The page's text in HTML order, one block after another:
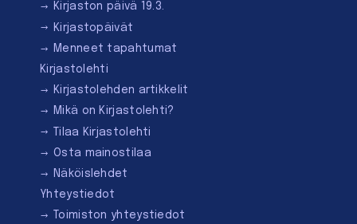
Kirjaston päivä 19.3.
Kirjastopäivät
Menneet tapahtumat
Kirjastolehti
Kirjastolehden artikkelit
Mikä on Kirjastolehti?
Tilaa Kirjastolehti
Osta mainostilaa
Näköislehdet
Yhteystiedot
Toimiston yhteystiedot